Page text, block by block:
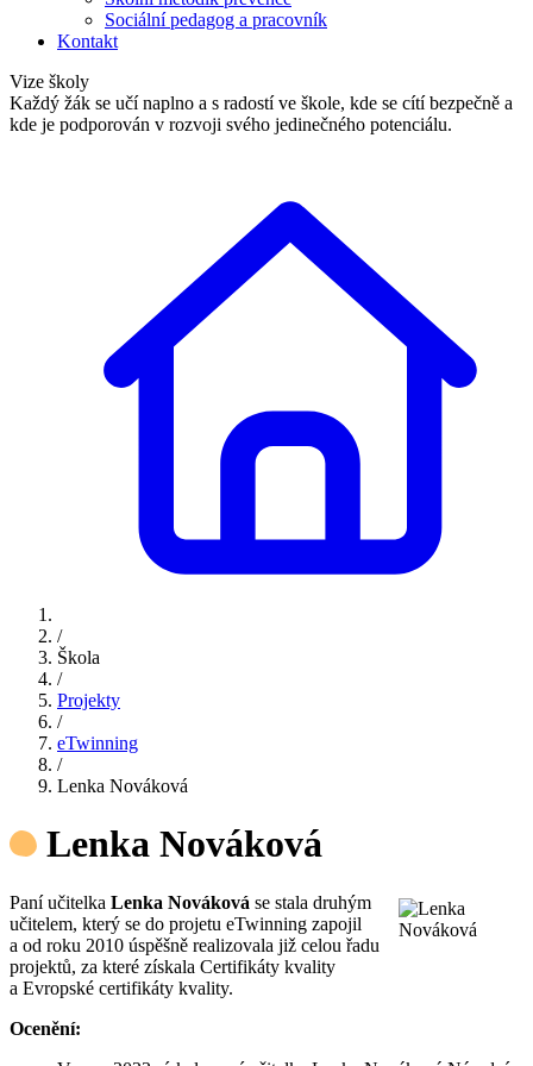
Sociální pedagog a pracovník
Kontakt
Vize školy
Každý žák se učí naplno a s radostí ve škole, kde se cítí bezpečně a
kde je podporován v rozvoji svého jedinečného potenciálu.
/
Škola
/
Projekty
/
eTwinning
/
Lenka Nováková
Lenka Nováková
Paní učitelka Lenka Nováková se stala druhým
učitelem, který se do projetu eTwinning zapojil
a od roku 2010 úspěšně realizovala již celou řadu
projektů, za které získala Certifikáty kvality
a Evropské certifikáty kvality.
Ocenění: